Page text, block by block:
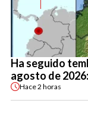
Ha seguido
agosto de
Hace2 horas